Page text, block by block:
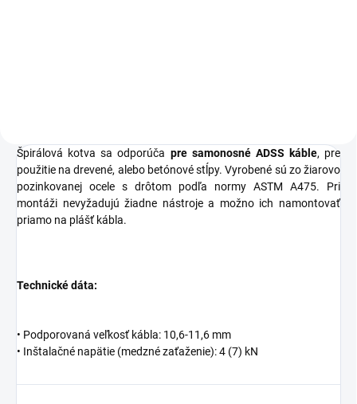
Špirálová kotva sa odporúča pre samonosné ADSS káble, pre
použitie na drevené, alebo betónové stĺpy. Vyrobené sú zo žiarovo
pozinkovanej ocele s drôtom podľa normy ASTM A475. Pri
montáži nevyžadujú žiadne nástroje a možno ich namontovať
priamo na plášť kábla.
Technické dáta:
• Podporovaná veľkosť kábla: 10,6-11,6 mm
• Inštalačné napätie (medzné zaťaženie): 4 (7) kN